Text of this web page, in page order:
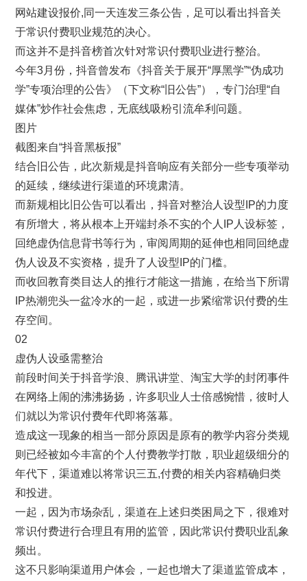
网站建设报价,同一天连发三条公告，足可以看出抖音关
于常识付费职业规范的决心。
而这并不是抖音榜首次针对常识付费职业进行整治。
今年3月份，抖音曾发布《抖音关于展开“厚黑学”“伪成功
学”专项治理的公告》（下文称“旧公告”），专门治理“自
媒体”炒作社会焦虑，无底线吸粉引流牟利问题。
图片
截图来自“抖音黑板报”
结合旧公告，此次新规是抖音响应有关部分一些专项举动
的延续，继续进行渠道的环境肃清。
而新规相比旧公告可以看出，抖音对整治人设型IP的力度
有所增大，将从根本上开端封杀不实的个人IP人设标签，
回绝虚伪信息背书等行为，审阅周期的延伸也相同回绝虚
伪人设及不实资格，提升了人设型IP的门槛。
而收回教育类目达人的推行才能这一措施，在给当下所谓
IP热潮兜头一盆冷水的一起，或进一步紧缩常识付费的生
存空间。
02
虚伪人设亟需整治
前段时间关于抖音学浪、腾讯讲堂、淘宝大学的封闭事件
在网络上闹的沸沸扬扬，许多职业人士倍感惋惜，彼时人
们就以为常识付费年代即将落幕。
造成这一现象的相当一部分原因是原有的教学内容分类规
则已经被如今丰富的个人付费教学打散，职业超级细分的
年代下，渠道难以将常识三五,付费的相关内容精确归类
和投进。
一起，因为市场杂乱，渠道在上述归类困局之下，很难对
常识付费进行合理且有用的监管，因此常识付费职业乱象
频出。
这不只影响渠道用户体会，一起也增大了渠道监管成本，